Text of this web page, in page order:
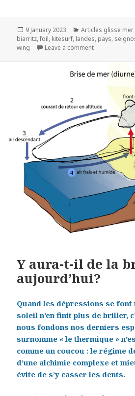
Posted
on
9 January 2023 Categories
Articles glisse mer
biarritz,foil, kitesurf, landes, pays,
wing
Leave a commenton Pays
Y aura-t-il de la
aujourd’hui?
Quand les dépressions se
soleil n’en finit plus de briller,
nous fondons nos derniers
surnomme « le thermique »
comme un coucou : le régime
d’une alchimie complexe et
évite de s’y casser les dents.